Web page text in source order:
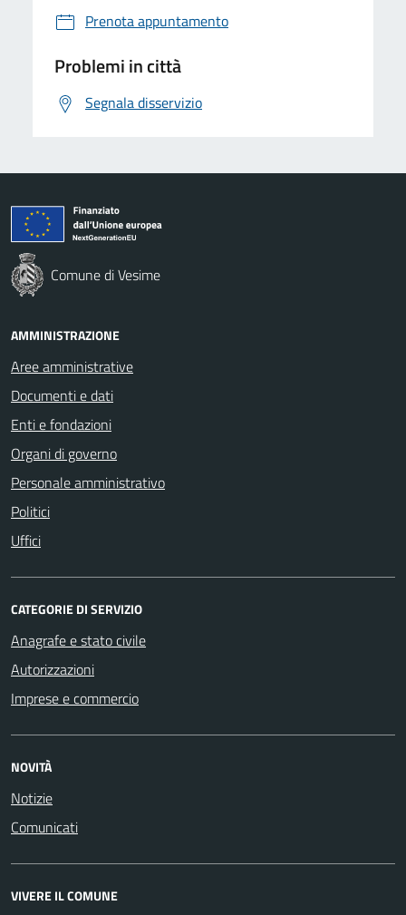
Prenota appuntamento
Problemi in città
Segnala disservizio
Comune di Vesime
AMMINISTRAZIONE
Aree amministrative
Documenti e dati
Enti e fondazioni
Organi di governo
Personale amministrativo
Politici
Uffici
CATEGORIE DI SERVIZIO
Anagrafe e stato civile
Autorizzazioni
Imprese e commercio
NOVITÀ
Notizie
Comunicati
VIVERE IL COMUNE